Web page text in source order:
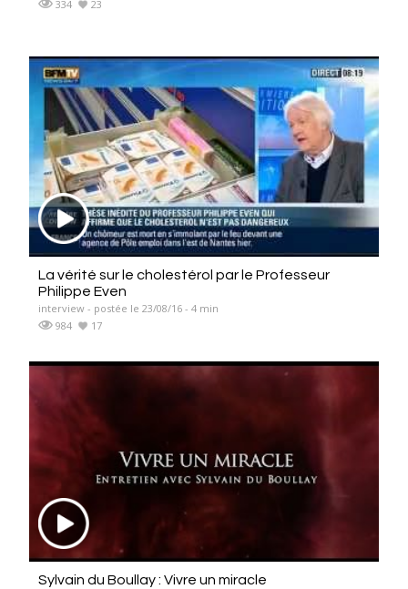
334 23
La vérité sur le cholestérol par le Professeur
Philippe Even
interview - postée le 23/08/16 - 4 min
984
17
Sylvain du Boullay : Vivre un miracle